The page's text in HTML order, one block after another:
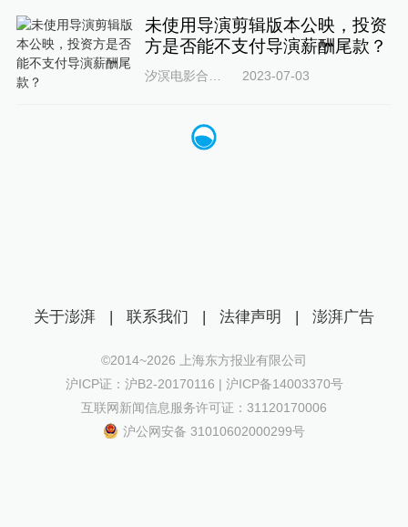
未使用导演剪辑版本公映，投资
方是否能不支付导演薪酬尾款？
2023-07-03
关于澎湃 | 联系我们 | 法律声明 | 澎湃广告
©2014~2026 上海东方报业有限公司
沪ICP证：沪B2-20170116 | 沪ICP备14003370号
互联网新闻信息服务许可证：31120170006
沪公网安备 31010602000299号